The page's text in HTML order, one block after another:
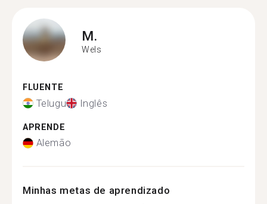
M.
Wels
FLUENTE
Telugu Inglês
APRENDE
Alemão
Minhas metas de aprendizado